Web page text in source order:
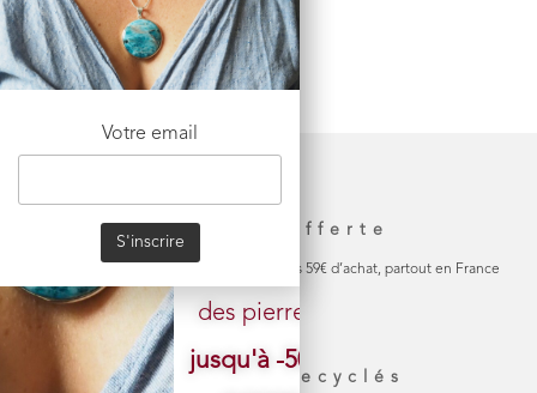
Livraison offerte
La livraison de votre colis est gratuite dès 59€ d’achat, partout en France
Emballage recyclés
Nos PRIX ont
CHANGÉ,
SÉLECTION
des pierres.
jusqu'à -50%
Votre email